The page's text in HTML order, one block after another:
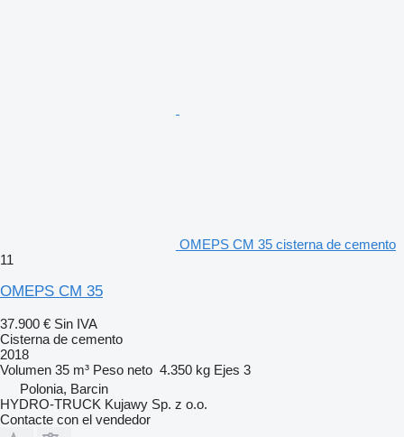
OMEPS CM 35 cisterna de cemento
11
OMEPS CM 35
37.900 € Sin IVA
Cisterna de cemento
2018
Volumen 35 m³ Peso neto 4.350 kg Ejes 3
Polonia, Barcin
HYDRO-TRUCK Kujawy Sp. z o.o.
Contacte con el vendedor